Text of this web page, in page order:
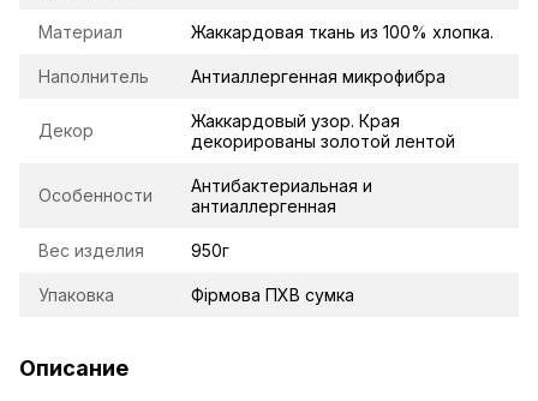
Материал Жаккардовая ткань из 100% хлопка.
Наполнитель Антиаллергенная микрофибра
Декор
Жаккардовый узор. Края
декорированы золотой лентой
Особенности
Антибактериальная и
антиаллергенная
Вес изделия 950г
Упаковка Фірмова ПХВ сумка
Описание